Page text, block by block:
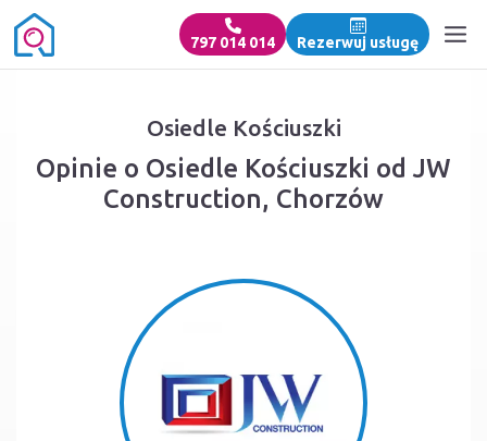
797 014 014 Rezerwuj usługę
Osiedle Kościuszki
Opinie o Osiedle Kościuszki od JW
Construction, Chorzów